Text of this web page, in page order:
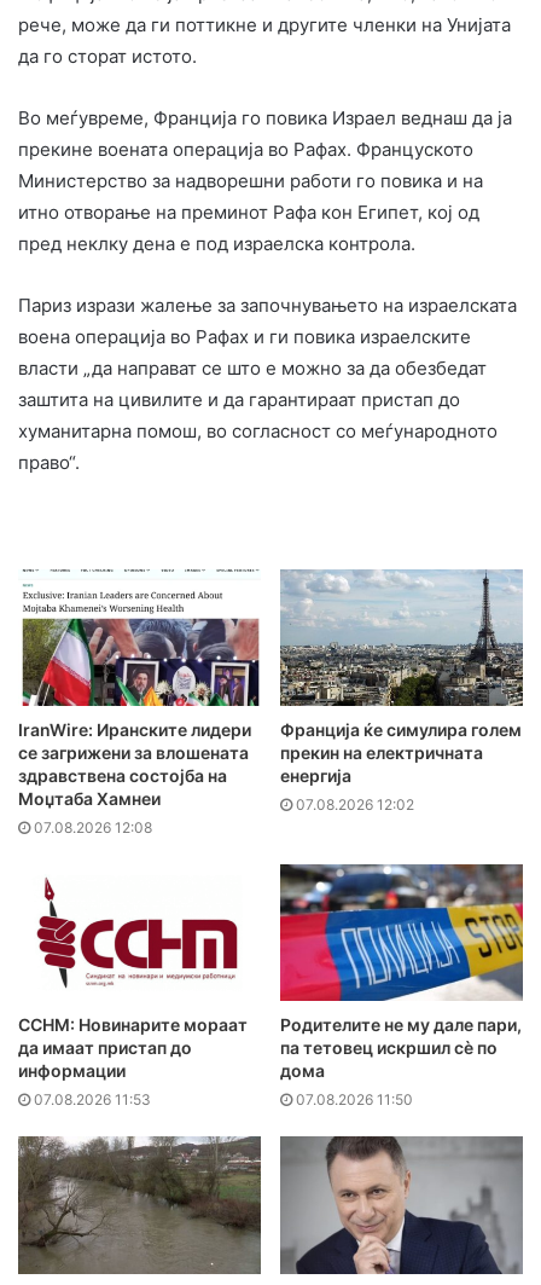
рече, може да ги поттикне и другите членки на Унијата
да го сторат истото.
Во меѓувреме, Франција го повика Израел веднаш да ја
прекине воената операција во Рафах. Француското
Министерство за надворешни работи го повика и на
итно отворање на преминот Рафа кон Египет, кој од
пред неклку дена е под израелска контрола.
Париз изрази жалење за започнувањето на израелската
воена операција во Рафах и ги повика израелските
власти „да направат се што е можно за да обезбедат
заштита на цивилите и да гарантираат пристап до
хуманитарна помош, во согласност со меѓународното
право“.
IranWire: Иранските лидери
се загрижени за влошената
здравствена состојба на
Моџтаба Хамнеи
07.08.2026 12:08
Франција ќе симулира голем
прекин на електричната
енергија
07.08.2026 12:02
ССНМ: Новинарите мораат
да имаат пристап до
информации
07.08.2026 11:53
Родителите не му дале пари,
па тетовец искршил сѐ по
дома
07.08.2026 11:50